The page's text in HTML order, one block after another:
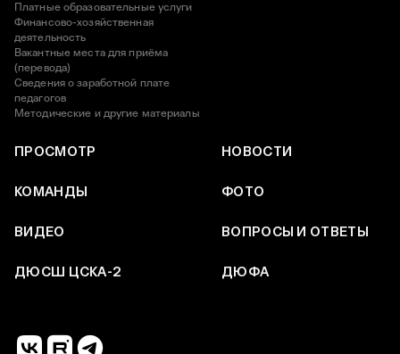
Платные образовательные услуги
Финансово-хозяйственная
деятельность
Вакантные места для приёма
(перевода)
Сведения о заработной плате
педагогов
Методические и другие материалы
ПРОСМОТР НОВОСТИ
КОМАНДЫ ФОТО
ВИДЕО ВОПРОСЫ И ОТВЕТЫ
ДЮСШ ЦСКА-2 ДЮФА